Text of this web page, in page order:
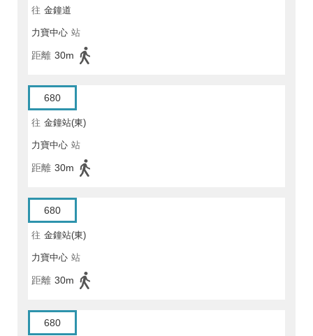
往 金鐘道
力寶中心 站
距離 30m
680
往 金鐘站(東)
力寶中心 站
距離 30m
680
往 金鐘站(東)
力寶中心 站
距離 30m
680